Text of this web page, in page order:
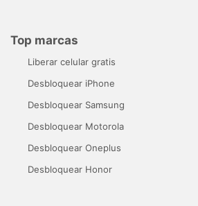
Top marcas
Liberar celular gratis
Desbloquear iPhone
Desbloquear Samsung
Desbloquear Motorola
Desbloquear Oneplus
Desbloquear Honor